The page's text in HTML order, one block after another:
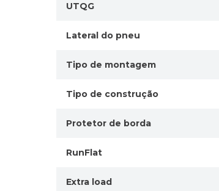
UTQG
Lateral do pneu
Tipo de montagem
Tipo de construção
Protetor de borda
RunFlat
Extra load